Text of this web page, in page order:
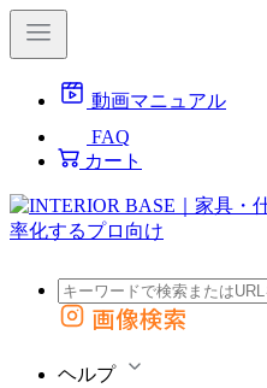
動画マニュアル
FAQ
カート
外部サイトの商品をカートに追加
画像検索
ヘルプ